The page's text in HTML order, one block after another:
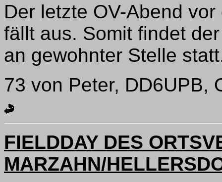
Der letzte OV-Abend
fällt aus. Somit findet
an gewohnter Stelle
73 von Peter, DD6UPB,
FIELDDAY DES
MARZAHN/